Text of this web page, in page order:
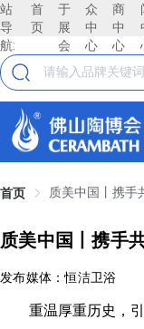
站
导
航:
首
页
于
展
会
众
中
心
商
中
心
首页 质美中国丨携手
质美中国丨携手
发布媒体：恒洁卫浴
重温厚重历史，引